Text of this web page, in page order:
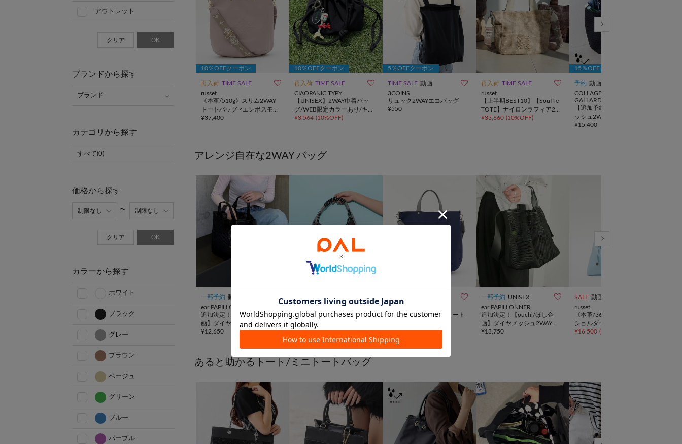
10％OFFクーポン
再入荷 TIME SALE 
russet
《本革/510g》スリム2WAY
トートバッグ <エンボスモノ
グラム>
¥37,400
10％OFFクーポン
再入荷 TIME SALE 
CIAOPANIC TYPY
【UNISEX】2WAY巾着バッ
グ/WEB限定カラーあり/キー
ホルダー付き
¥3,564 (10%OFF)
5％OFFクーポン
TIME SALE 動画 
3COINS
リュック2WAYエコバッグ
¥550
再入荷 TIME SALE 
russet
【上半期BEST10】【Souffle
TOTE】ナイロンラフィア2W
AYトートバッグ
¥33,660 (10%OFF)
15％OFFクーポン
予約 動画
COLLAGE
GALLARDAGALANTE
【追加予約受付中】強撥水メ
ッシュ2WAYトートバッグ
¥15,400
アレンジ自在な2WAY バッグ
一部予約 動画 
ear PAPILLONNER
追加決定！【ouchi/ほし企
画】ダイヤメッシュ2WAYト
ートバッグ Sサイズ
¥12,650
TIME SALE WEB限定 
【WEB限定】撥水ナイロン
ハーフムーン2WAYBAG
¥3,300 (50%OFF)

russet
【撥水】スリム2WAYトート
¥25,300
一部予約 UNISEX 
ear PAPILLONNER
追加決定！【ouchi/ほし企
画】ダイヤメッシュ2WAYト
ートバッグLサイズ
¥13,750
SALE 動画
russet
《本革/360g》レザー2WAY
ショルダーバッグ
¥16,500 (
あると助かるトート/ミニトートバッグ
アウトレット
クリア OK
ブランドから探す
ブランド
カテゴリから探す
すべて(0)
価格から探す
クリア OK
カラーから探す
ホワイト
ブラック
グレー
ブラウン
ベージュ
グリーン
ブルー
パープル